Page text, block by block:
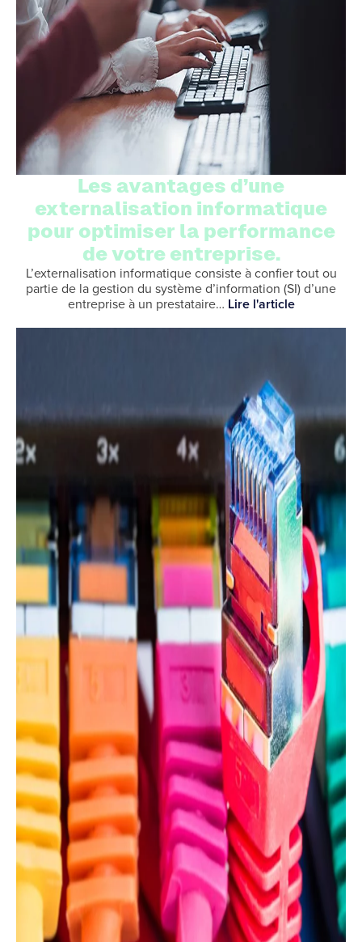
Les avantages d’une
externalisation informatique
pour optimiser la performance
de votre entreprise.
L’externalisation informatique consiste à confier tout ou
partie de la gestion du système d’information (SI) d’une
entreprise à un prestataire… Lire l'article